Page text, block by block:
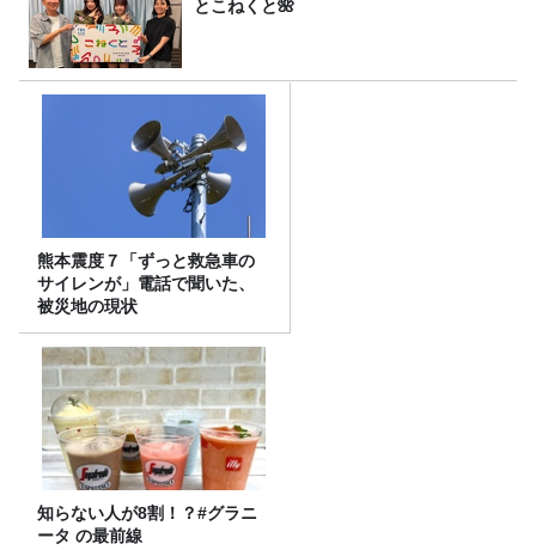
とこねくと🌺
熊本震度７「ずっと救急車の
サイレンが」電話で聞いた、
被災地の現状
知らない人が8割！？#グラニ
ータ の最前線